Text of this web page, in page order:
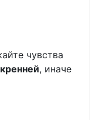
чувства
, иначе